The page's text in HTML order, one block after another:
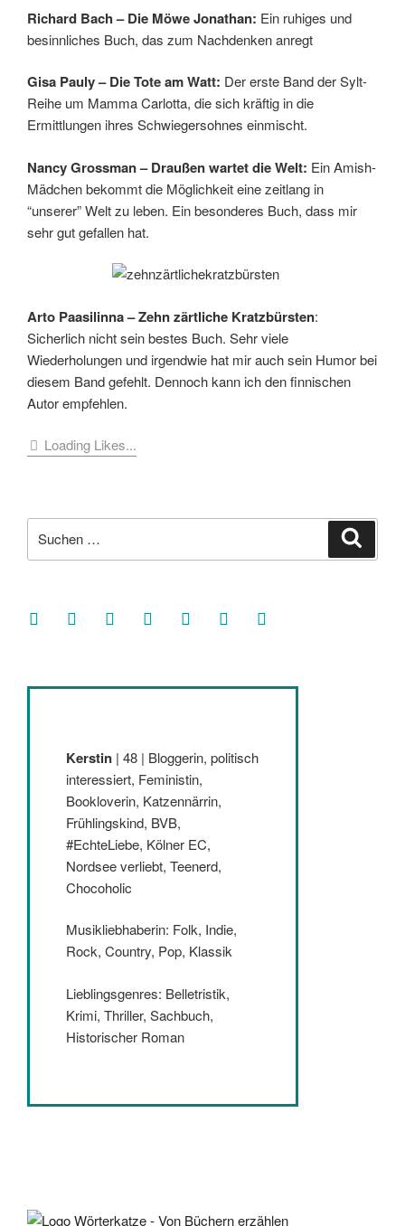
Richard Bach – Die Möwe Jonathan: Ein ruhiges und
besinnliches Buch, das zum Nachdenken anregt
Gisa Pauly – Die Tote am Watt: Der erste Band der Sylt-
Reihe um Mamma Carlotta, die sich kräftig in die
Ermittlungen ihres Schwiegersohnes einmischt.
Nancy Grossman – Draußen wartet die Welt: Ein Amish-
Mädchen bekommt die Möglichkeit eine zeitlang in
“unserer” Welt zu leben. Ein besonderes Buch, dass mir
sehr gut gefallen hat.
Arto Paasilinna – Zehn zärtliche Kratzbürsten:
Sicherlich nicht sein bestes Buch. Sehr viele
Wiederholungen und irgendwie hat mir auch sein Humor bei
diesem Band gefehlt. Dennoch kann ich den finnischen
Autor empfehlen.
Loading Likes...
nach:
facebooksoundcloud
twitter mastodoninstagramthreads goodreads
Kerstin | 48 | Bloggerin, politisch
interessiert, Feministin,
Bookloverin, Katzennärrin,
Frühlingskind, BVB,
#EchteLiebe, Kölner EC,
Nordsee verliebt, Teenerd,
Chocoholic
Musikliebhaberin: Folk, Indie,
Rock, Country, Pop, Klassik
Lieblingsgenres: Belletristik,
Krimi, Thriller, Sachbuch,
Historischer Roman